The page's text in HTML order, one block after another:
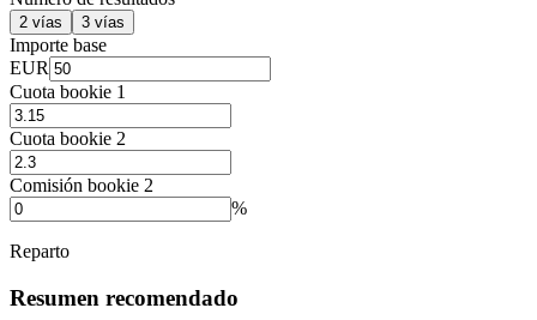
2 vías 3 vías
Importe base
EUR
Cuota bookie 1
Cuota bookie 2
Comisión bookie 2
%
Reparto
Resumen recomendado